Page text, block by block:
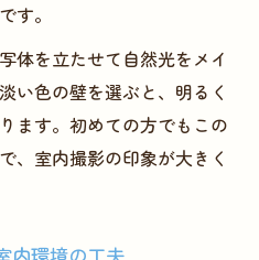
グルで顔立ちを美しく
配色で写真映えを引き出
トスタジオの魅力を徹
す。
体を立たせて自然光をメイ
い色の壁を選ぶと、明るく
ます。初めての方でもこの
、室内撮影の印象が大きく